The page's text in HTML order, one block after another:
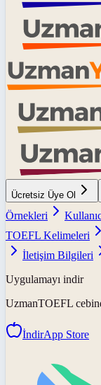
Ücretsiz Üye Ol
Örnekleri
TOEFL Kelimeleri
İletişim Bilgileri
Uygulamayı indir
UzmanTOEFL
İndirApp Store